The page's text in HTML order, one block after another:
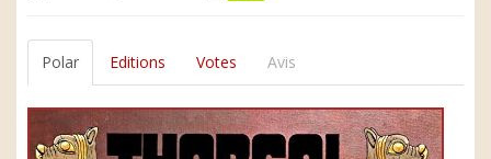
Polar Editions Votes Avis